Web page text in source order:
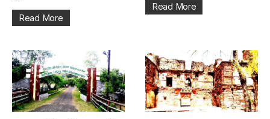
Read More
Read More